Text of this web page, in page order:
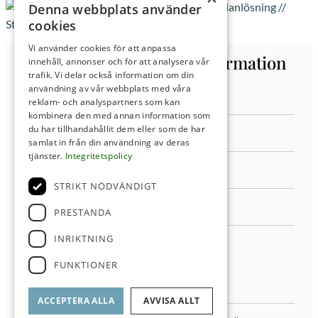
Kontakta oss för mer information
Denna webbplats använder
cookies
Vi använder cookies för att anpassa
innehåll, annonser och för att analysera vår
trafik. Vi delar också information om din
användning av vår webbplats med våra
reklam- och analyspartners som kan
kombinera den med annan information som
du har tillhandahållit dem eller som de har
samlat in från din användning av deras
tjänster. Integritetspolicy
STRIKT NÖDVÄNDIGT
PRESTANDA
INRIKTNING
FUNKTIONER
ACCEPTERA ALLA AVVISA ALLT